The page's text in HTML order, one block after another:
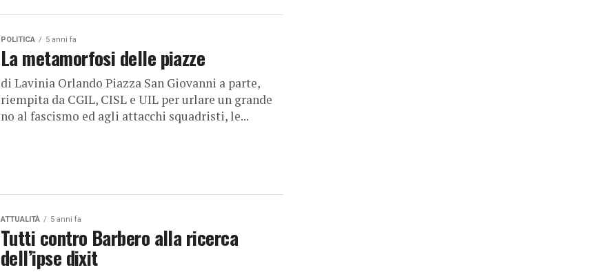
POLITICA 5 anni fa
La metamorfosi delle piazze
di Lavinia Orlando Piazza San Giovanni a parte,
riempita da CGIL, CISL e UIL per urlare un grande
no al fascismo ed agli attacchi squadristi, le...
ATTUALITÀ 5 anni fa
Tutti contro Barbero alla ricerca
dell’ipse dixit